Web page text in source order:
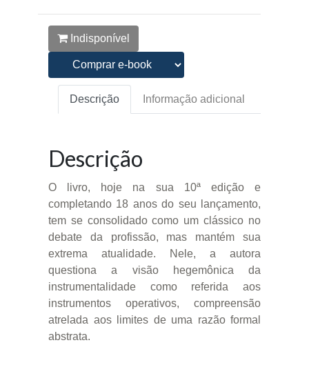
Indisponível
Descrição Informação adicional
Descrição
O livro, hoje na sua 10ª edição e
completando 18 anos do seu lançamento,
tem se consolidado como um clássico no
debate da profissão, mas mantém sua
extrema atualidade. Nele, a autora
questiona a visão hegemônica da
instrumentalidade como referida aos
instrumentos operativos, compreensão
atrelada aos limites de uma razão formal
abstrata.